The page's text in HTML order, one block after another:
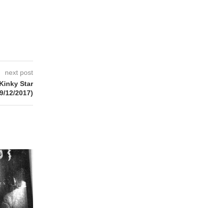
next post
Star
12/2017)